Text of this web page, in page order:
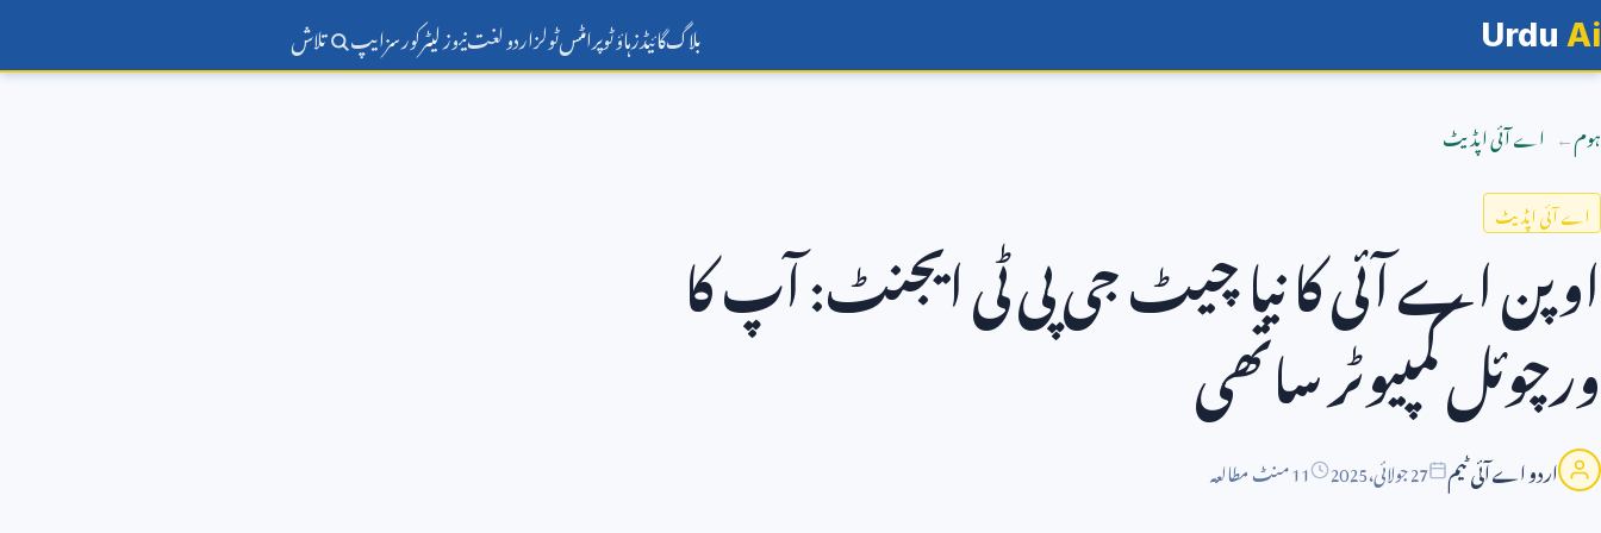
Urdu Ai بلاگگائیڈزہاؤ ٹوپرامٹسٹولزاردو لغتنیوز لیٹرکورسزایپ تلاش
ہوم اے آئی اپڈیٹ
اے آئی اپڈیٹ
اوپن اے آئی کا نیا چیٹ جی پی ٹی ایجنٹ: آپ کا
ورچوئل کمپیوٹر ساتھی
اردو اے آئی ٹیم 27جولائی،2025 11 منٹ مطالعہ